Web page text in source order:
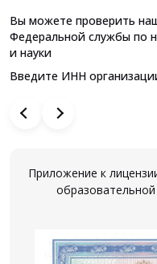
Вы можете проверить
Федеральной службы по
и науки
Введите ИНН
Приложение к